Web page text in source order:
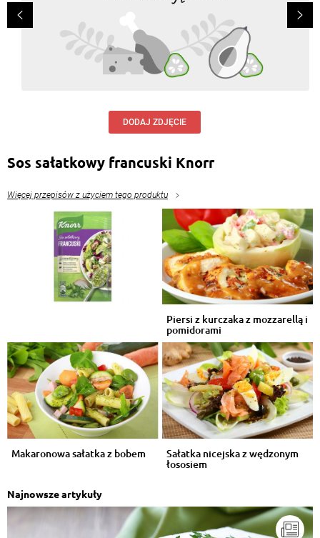
DODAJ ZDJĘCIE
Sos sałatkowy francuski Knorr
Więcej przepisów z użyciem tego produktu
Piersi z kurczaka z mozzarellą i
pomidorami
Makaronowa sałatka z bobem Sałatka nicejska z wędzonym
łososiem
Najnowsze artykuły